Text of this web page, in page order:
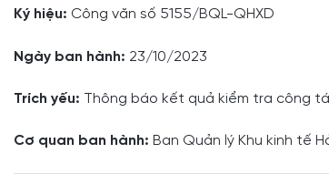
Ký hiệu: Công văn số 5155/BQL-QHXD
Ngày ban hành: 23/10/2023
Trích yếu: Thông báo kết quả kiểm tra công
Cơ quan ban hành: Ban Quản lý Khu kinh tế